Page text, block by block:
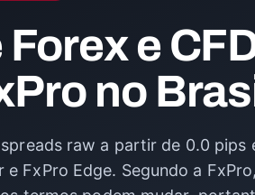
e
no
raw a partir de 0.0 pips
e FxPro Edge. Segundo a